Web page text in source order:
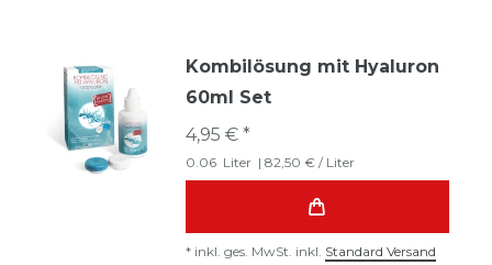
Kombilösung mit Hyaluron
60ml Set
4,95 € *
0.06 Liter | 82,50 € / Liter
* inkl. ges. MwSt. inkl. Standard Versand